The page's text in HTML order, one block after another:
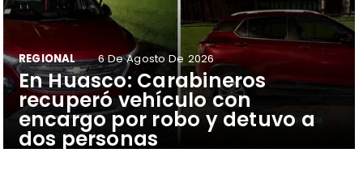
​En Huasco: Carabineros
recuperó vehículo con
encargo por robo y detuvo a
dos personas
REGIONAL 6 De Agosto De 2026